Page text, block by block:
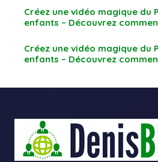
Créez une vidéo magique du
enfants – Découvrez
Créez une vidéo magique du
enfants – Découvrez